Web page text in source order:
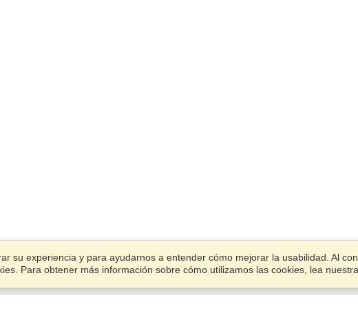
su experiencia y para ayudarnos a entender cómo mejorar la usabilidad. Al
Para obtener más información sobre cómo utilizamos las cookies, lea nuestra